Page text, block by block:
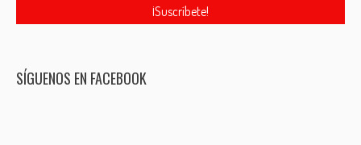
SÍGUENOS EN FACEBOOK